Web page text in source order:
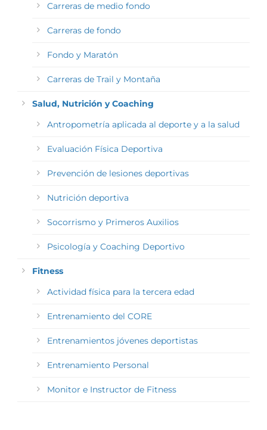
Carreras de medio fondo
Carreras de fondo
Fondo y Maratón
Carreras de Trail y Montaña
Salud, Nutrición y Coaching
Antropometría aplicada al deporte y a la salud
Evaluación Física Deportiva
Prevención de lesiones deportivas
Nutrición deportiva
Socorrismo y Primeros Auxilios
Psicología y Coaching Deportivo
Fitness
Actividad física para la tercera edad
Entrenamiento del CORE
Entrenamientos jóvenes deportistas
Entrenamiento Personal
Monitor e Instructor de Fitness